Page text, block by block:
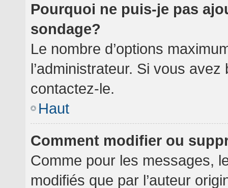
Pourquoi ne puis-je pas
sondage?
Le nombre d’options
l’administrateur. Si vous
contactez-le.
Haut
Comment modifier ou
Comme pour les messages,
modifiés que par l’auteur